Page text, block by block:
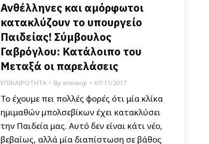
Ανθέλληνες και αμόρφωτοι
κατακλύζουν το υπουργείο
Παιδείας! Σύμβουλος
Γαβρόγλου: Κατάλοιπο του
Μεταξά οι παρελάσεις
ΕΠΙΚΑΙΡΟΤΗΤΑ Byxrisiavgi 07/11/2017
Το έχουμε πει πολλές φορές ότι μία κλίκα
ημιμαθών μπολσεβίκων έχει κατακλύσει
την Παιδεία μας. Αυτό δεν είναι κάτι νέο,
βεβαίως, αλλά μία διαπίστωση σε βάθος